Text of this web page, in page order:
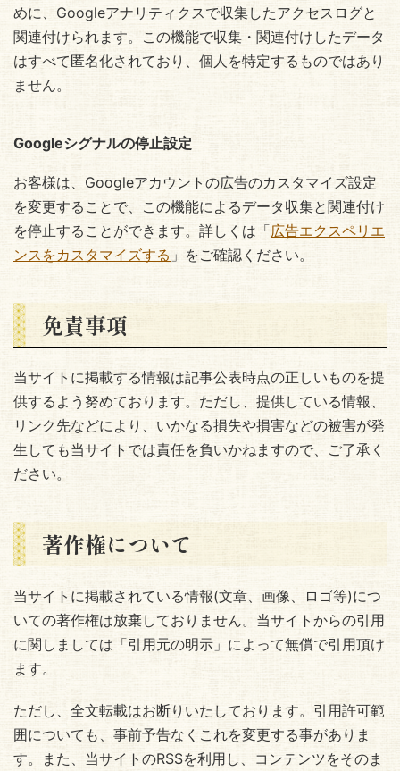
めに、Googleアナリティクスで収集したアクセスログと
関連付けられます。この機能で収集・関連付けしたデータ
はすべて匿名化されており、個人を特定するものではあり
ません。
Googleシグナルの停止設定
お客様は、Googleアカウントの広告のカスタマイズ設定
を変更することで、この機能によるデータ収集と関連付け
を停止することができます。詳しくは「広告エクスペリエ
ンスをカスタマイズする 」をご確認ください。
免責事項
当サイトに掲載する情報は記事公表時点の正しいものを提
供するよう努めております。ただし、提供している情報、
リンク先などにより、いかなる損失や損害などの被害が発
生しても当サイトでは責任を負いかねますので、ご了承く
ださい。
著作権について
当サイトに掲載されている情報(文章、画像、ロゴ等)につ
いての著作権は放棄しておりません。当サイトからの引用
に関しましては「引用元の明示」によって無償で引用頂け
ます。
ただし、全文転載はお断りいたしております。引用許可範
囲についても、事前予告なくこれを変更する事がありま
す。また、当サイトのRSSを利用し、コンテンツをそのま